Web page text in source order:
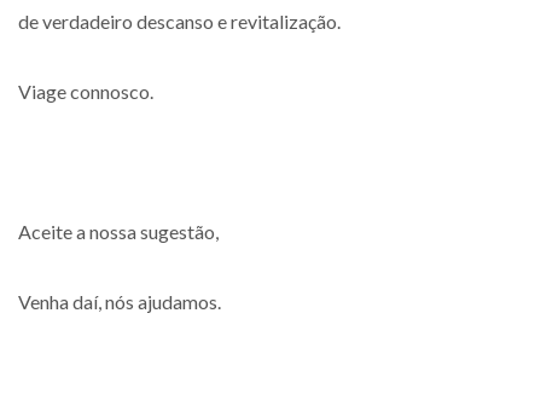
de verdadeiro descanso e revitalização.
Viage connosco.
Aceite a nossa sugestão,
Venha daí, nós ajudamos.